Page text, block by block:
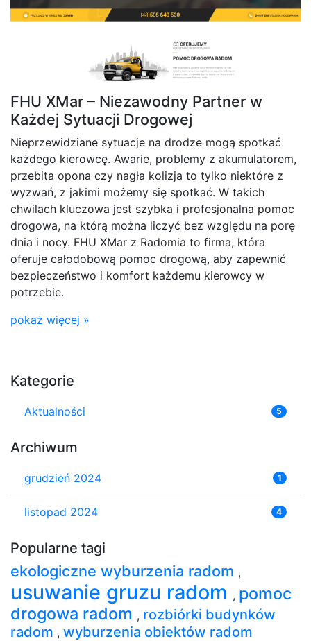
FHU XMar – Niezawodny Partner w
Każdej Sytuacji Drogowej
Nieprzewidziane sytuacje na drodze mogą spotkać
każdego kierowcę. Awarie, problemy z akumulatorem,
przebita opona czy nagła kolizja to tylko niektóre z
wyzwań, z jakimi możemy się spotkać. W takich
chwilach kluczowa jest szybka i profesjonalna pomoc
drogowa, na którą można liczyć bez względu na porę
dnia i nocy. FHU XMar z Radomia to firma, która
oferuje całodobową pomoc drogową, aby zapewnić
bezpieczeństwo i komfort każdemu kierowcy w
potrzebie.
pokaż więcej »
Kategorie
Aktualności 5
Archiwum
grudzień 2024 1
listopad 2024 4
Popularne tagi
ekologiczne wyburzenia radom ,
usuwanie gruzu radom , pomoc
drogowa radom , rozbiórki budynków
radom , wyburzenia obiektów radom